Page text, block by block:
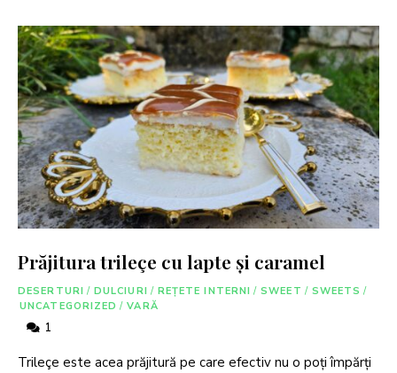
Prăjitura trileçe cu lapte și caramel
DESERTURI / DULCIURI / REȚETE INTERNI / SWEET / SWEETS /
UNCATEGORIZED / VARĂ
1
Trileçe este acea prăjitură pe care efectiv nu o poți împărți